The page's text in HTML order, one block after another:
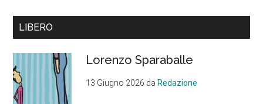
Barra
primaria
LIBERO
Lorenzo Sparaballe
13 Giugno 2026 da Redazione